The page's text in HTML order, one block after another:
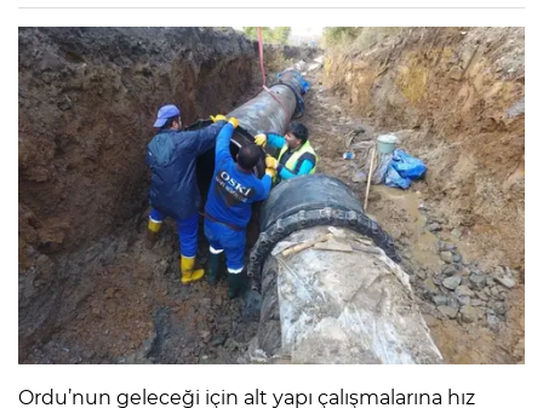
Ordu’nun geleceği için alt yapı çalışmalarına hız